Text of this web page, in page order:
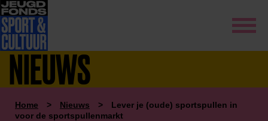
NIEUWS
Home > Nieuws >
Lever je (oude) sportspullen in
voor de sportspullenmarkt